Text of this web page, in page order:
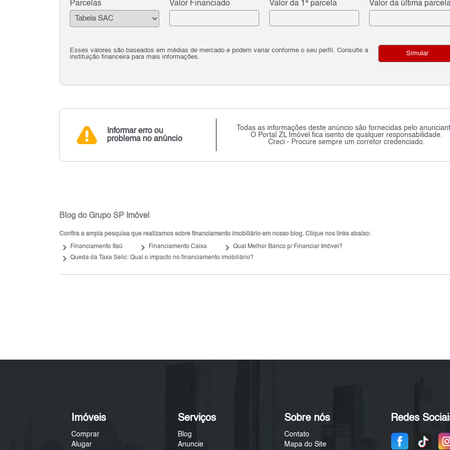
Parcelas Valor Financiado Valor da 1ª parcela Valor da última
Esses valores são baseados em médias de mercado e podem variar conforme o seu perfil. Consulte a
instituição financeira para mais informações.
Simular
Informar erro ou
problema no anúncio
Todas as informações deste anúncio são fornecidas pelo
O Portal ZL Imóvel fica isento de qualquer responsabilidade.
Creci - Procure sempre um corretor credenciado.
Blog do Grupo SP Imóvel
Confira a ampla pesquisa que realizamos sobre financiamento imobiliário em nosso blog. Clique nos links abaixo:
keyboard_arrow_right Financiamento Itaú keyboard_arrow_right Financiamento Caixa keyboard_arrow_right Qual Melhor Banco p/ Financiar Imóvel?
keyboard_arrow_right Queda da Taxa Selic: Qual o impacto no financiamento imobiliário?
Imóveis
Comprar
Alugar
Serviços
Blog
Anuncie
Sobre nós
Contato
Mapa do Site
Redes